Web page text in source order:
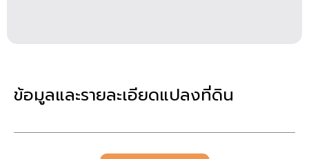
ข้อมูลและรายละเอียดแปลงที่ดิน